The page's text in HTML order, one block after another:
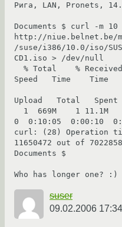
Рига, LAN, Pronets,
Documents $ curl -m 10
http://niue.belnet.be/
/suse/i386/10.0/iso/
CD1.iso > /dev/null
Speed   Time    Time
Upload   Total
0  0:10:05  0:00:10
curl: (28) Operation
11650472 out of
Documents $
Who has longer one? :)
suser
09.02.2006